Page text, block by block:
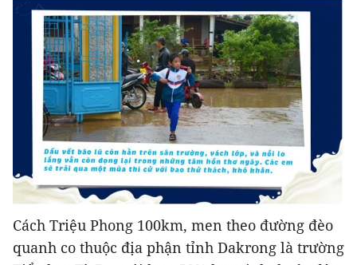
Cách Triệu Phong 100km, men theo đường đèo
quanh co thuộc địa phận tỉnh Dakrong là trường